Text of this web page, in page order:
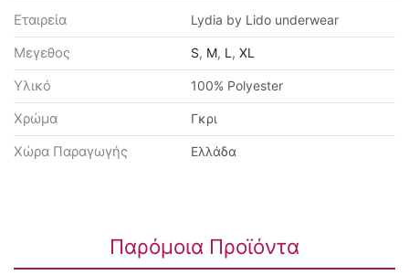
Εταιρεία Lydia by Lido underwear
Μεγεθος S, M, L , XL
Υλικό 100% Polyester
Χρώμα Γκρι
Χώρα Παραγωγής Ελλάδα
Παρόμοια Προϊόντα